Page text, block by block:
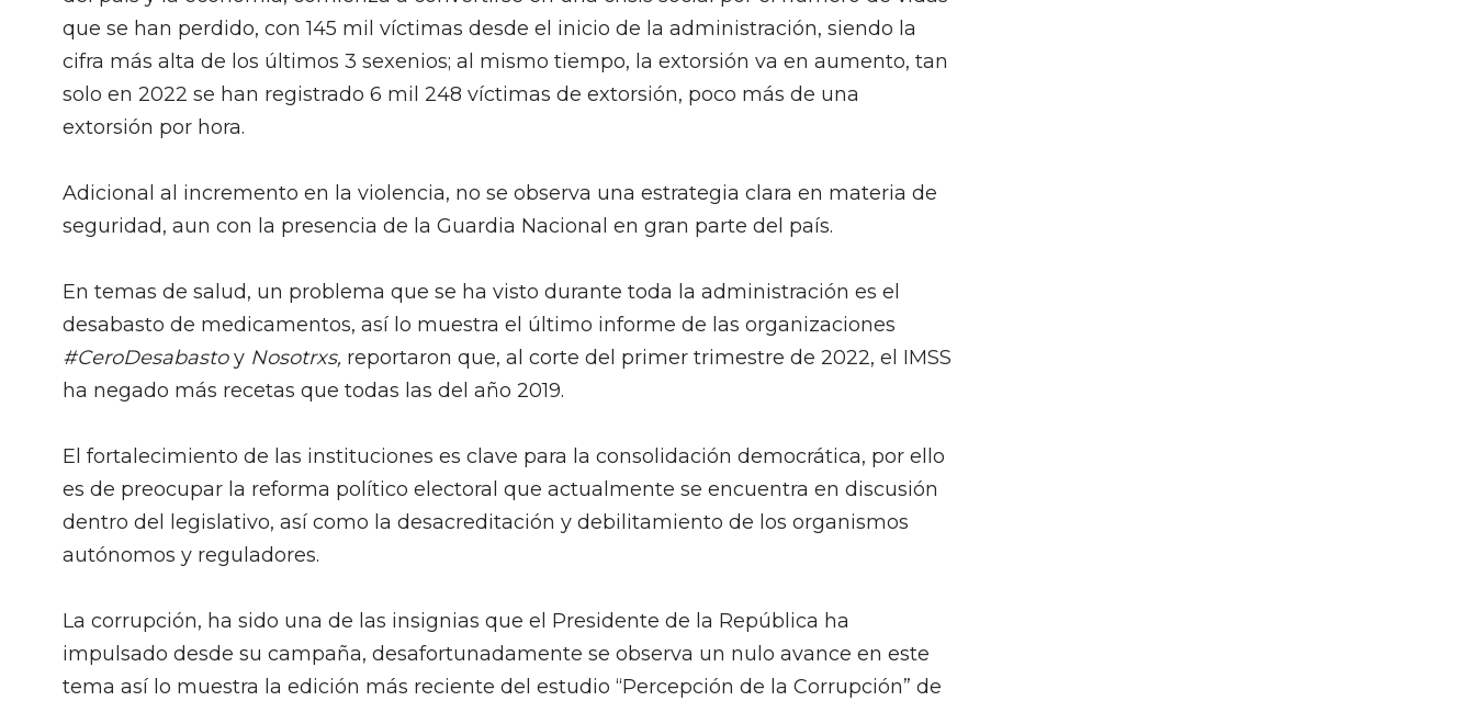
que se han perdido, con 145 mil víctimas desde el inicio de la administración, siendo la
cifra más alta de los últimos 3 sexenios; al mismo tiempo, la extorsión va en aumento, tan
solo en 2022 se han registrado 6 mil 248 víctimas de extorsión, poco más de una
extorsión por hora.
Adicional al incremento en la violencia, no se observa una estrategia clara en materia de
seguridad, aun con la presencia de la Guardia Nacional en gran parte del país.
En temas de salud, un problema que se ha visto durante toda la administración es el
desabasto de medicamentos, así lo muestra el último informe de las organizaciones
#CeroDesabastoy Nosotrxs, reportaron que, al corte del primer trimestre de 2022, el IMSS
ha negado más recetas que todas las del año 2019.
El fortalecimiento de las instituciones es clave para la consolidación democrática, por ello
es de preocupar la reforma político electoral que actualmente se encuentra en discusión
dentro del legislativo, así como la desacreditación y debilitamiento de los organismos
autónomos y reguladores.
La corrupción, ha sido una de las insignias que el Presidente de la República ha
impulsado desde su campaña, desafortunadamente se observa un nulo avance en este
tema así lo muestra la edición más reciente del estudio “Percepción de la Corrupción” de